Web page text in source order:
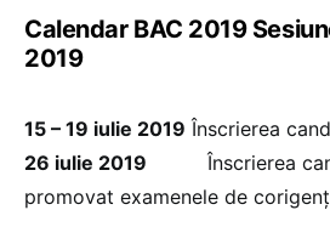
Calendar BAC 2019
2019
15 – 19 iulie 2019 Înscrierea
26 iulie 2019 Înscrierea
promovat examenele de